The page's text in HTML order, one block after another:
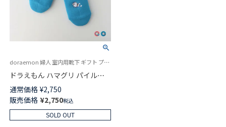
doraemon 婦人 室内用靴下 ギフト プレゼント 無料ラッピング
ドラえもん ハマグリ パイルソ
ックス ルームソックス ワンポ
イント刺繍 日本製 レディース
03298805
通常価格 ¥2,750
販売価格 ¥2,750税込
SOLD OUT